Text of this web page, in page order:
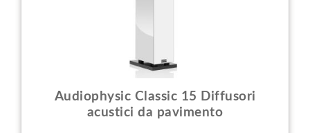
Audiophysic Classic 15 Diffusori
acustici da pavimento